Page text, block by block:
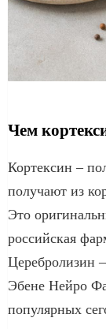
Чем
Кортексин –
получают из
Это
российская
Церебролизин
Эбене Нейро
популярных